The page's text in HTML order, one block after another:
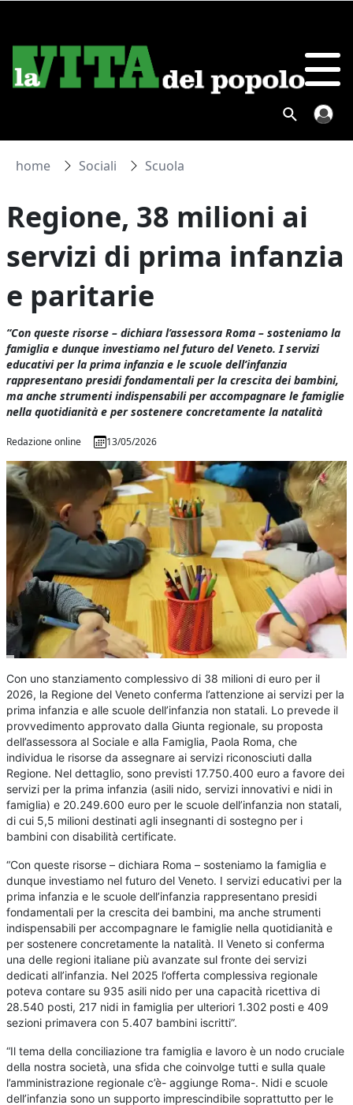
home Sociali Scuola
Regione, 38 milioni ai
servizi di prima infanzia
e paritarie
“Con queste risorse – dichiara l’assessora Roma – sosteniamo la
famiglia e dunque investiamo nel futuro del Veneto. I servizi
educativi per la prima infanzia e le scuole dell’infanzia
rappresentano presidi fondamentali per la crescita dei bambini,
ma anche strumenti indispensabili per accompagnare le famiglie
nella quotidianità e per sostenere concretamente la natalità
Redazione online 13/05/2026
Con uno stanziamento complessivo di 38 milioni di euro per il
2026, la Regione del Veneto conferma l’attenzione ai servizi per la
prima infanzia e alle scuole dell’infanzia non statali. Lo prevede il
provvedimento approvato dalla Giunta regionale, su proposta
dell’assessora al Sociale e alla Famiglia, Paola Roma, che
individua le risorse da assegnare ai servizi riconosciuti dalla
Regione. Nel dettaglio, sono previsti 17.750.400 euro a favore dei
servizi per la prima infanzia (asili nido, servizi innovativi e nidi in
famiglia) e 20.249.600 euro per le scuole dell’infanzia non statali,
di cui 5,5 milioni destinati agli insegnanti di sostegno per i
bambini con disabilità certificate.
“Con queste risorse – dichiara Roma – sosteniamo la famiglia e
dunque investiamo nel futuro del Veneto. I servizi educativi per la
prima infanzia e le scuole dell’infanzia rappresentano presidi
fondamentali per la crescita dei bambini, ma anche strumenti
indispensabili per accompagnare le famiglie nella quotidianità e
per sostenere concretamente la natalità. Il Veneto si conferma
una delle regioni italiane più avanzate sul fronte dei servizi
dedicati all’infanzia. Nel 2025 l’offerta complessiva regionale
poteva contare su 935 asili nido per una capacità ricettiva di
28.540 posti, 217 nidi in famiglia per ulteriori 1.302 posti e 409
sezioni primavera con 5.407 bambini iscritti”.
“Il tema della conciliazione tra famiglia e lavoro è un nodo cruciale
della nostra società, una sfida che coinvolge tutti e sulla quale
l’amministrazione regionale c’è- aggiunge Roma-. Nidi e scuole
dell’infanzia sono un supporto imprescindibile soprattutto per le